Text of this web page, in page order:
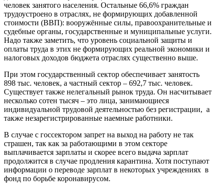
человек занятого населения. Остальные 66,6% граждан
трудоустроено в отраслях, не формирующих добавленной
стоимости (ВВП): вооружённые силы, правоохранительные и
судебные органы, государственные и муниципальные услуги.
Надо также заметить, что уровень социальной защиты и
оплаты труда в этих не формирующих реальной экономики и
налоговых доходов бюджета отраслях существенно выше.
При этом государственный сектор обеспечивает занятость
898 тыс. человек, а частный сектор – 692,7 тыс. человек.
Существует также нелегальный рынок труда. Он насчитывает
несколько сотен тысяч – это лица, занимающиеся
индивидуальной трудовой деятельностью без регистрации, а
также незарегистрированные наемные работники.
В случае с госсектором запрет на выход на работу не так
страшен, так как за работающими в этом секторе
выплачивается зарплаты и скорее всего выдача зарплат
продолжится в случае продления карантина. Хотя поступают
информации о переводе зарплат в некоторых учреждениях в
фонд по борьбе коронавирусом.